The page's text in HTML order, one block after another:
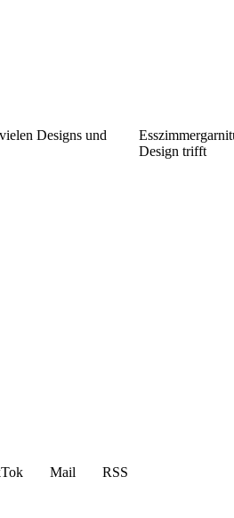
Designs und
Design trifft
Mail
RSS